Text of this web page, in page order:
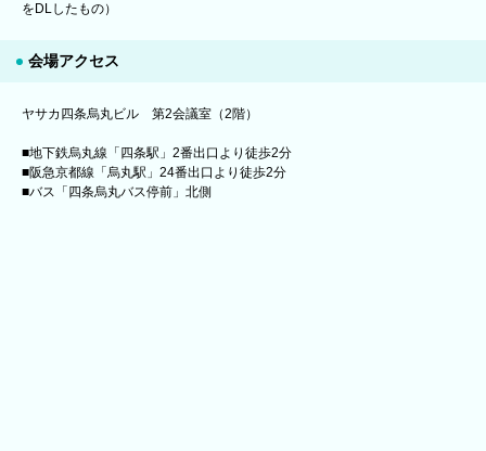
をDLしたもの）
会場アクセス
ヤサカ四条烏丸ビル 第2会議室（2階）
■地下鉄烏丸線「四条駅」2番出口より徒歩2分
■阪急京都線「烏丸駅」24番出口より徒歩2分
■バス「四条烏丸バス停前」北側